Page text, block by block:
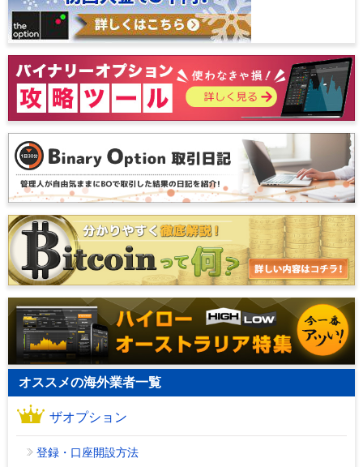
オススメの海外業者一覧
ザオプション
登録・口座開設方法